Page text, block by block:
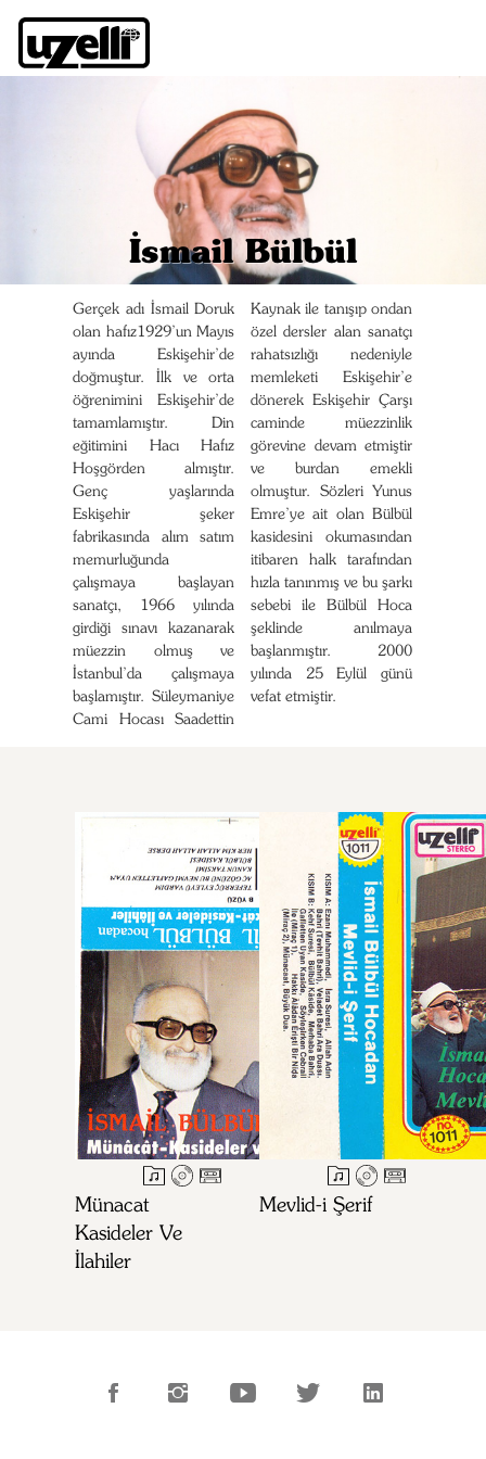
İsmail Bülbül
Gerçek adı İsmail Doruk
olan hafız1929’un Mayıs
ayında Eskişehir’de
doğmuştur. İlk ve orta
öğrenimini Eskişehir’de
tamamlamıştır. Din
eğitimini Hacı Hafız
Hoşgörden almıştır.
Genç yaşlarında
Eskişehir şeker
fabrikasında alım satım
memurluğunda
çalışmaya başlayan
sanatçı, 1966 yılında
girdiği sınavı kazanarak
müezzin olmuş ve
İstanbul’da çalışmaya
başlamıştır. Süleymaniye
Cami Hocası Saadettin
Kaynak ile tanışıp ondan
özel dersler alan sanatçı
rahatsızlığı nedeniyle
memleketi Eskişehir’e
dönerek Eskişehir Çarşı
caminde müezzinlik
görevine devam etmiştir
ve burdan emekli
olmuştur. Sözleri Yunus
Emre’ye ait olan Bülbül
kasidesini okumasından
itibaren halk tarafından
hızla tanınmış ve bu şarkı
sebebi ile Bülbül Hoca
şeklinde anılmaya
başlanmıştır. 2000
yılında 25 Eylül günü
vefat etmiştir.
Münacat
Kasideler Ve
İlahiler
Mevlid-i Şerif